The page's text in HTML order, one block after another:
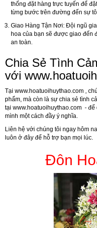
thống đặt hàng trực tuyến để
từng bước trên đường đến sự
Giao Hàng Tận Nơi: Đội ngũ
hoa của bạn sẽ được giao đến
an toàn.
Chia Sẻ Tình
với
Tại www.hoatuoihuythao.com ,
phẩm, mà còn là sự chia sẻ tình
tại www.hoatuoihuythao.com - để
mình một cách đầy ý nghĩa.
Liên hệ với chúng tôi ngay hôm
luôn ở đây để hỗ trợ bạn mọi lúc.
Đôn